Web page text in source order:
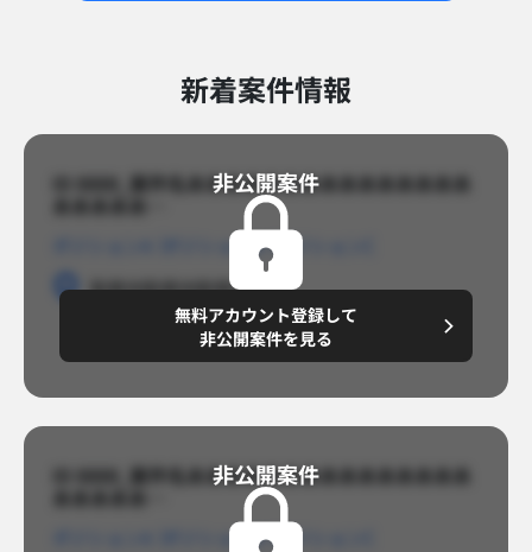
新着案件情報​
ID 8888_案件名あああああああああああああああ
ポジションB
ポジションC
勤務地勤務地勤務地
～8,888,8888円/月
非公開案件​
無料アカウント登録して
非公開案件を見る
ID 8888_案件名あああああああああああああああ
ポジションB
ポジションC
非公開案件​